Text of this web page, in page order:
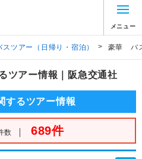
メニュー
スツアー（日帰り・宿泊） > 豪華 バ
ツアー情報｜阪急交通社
するツアー情報
数 ｜ 689件